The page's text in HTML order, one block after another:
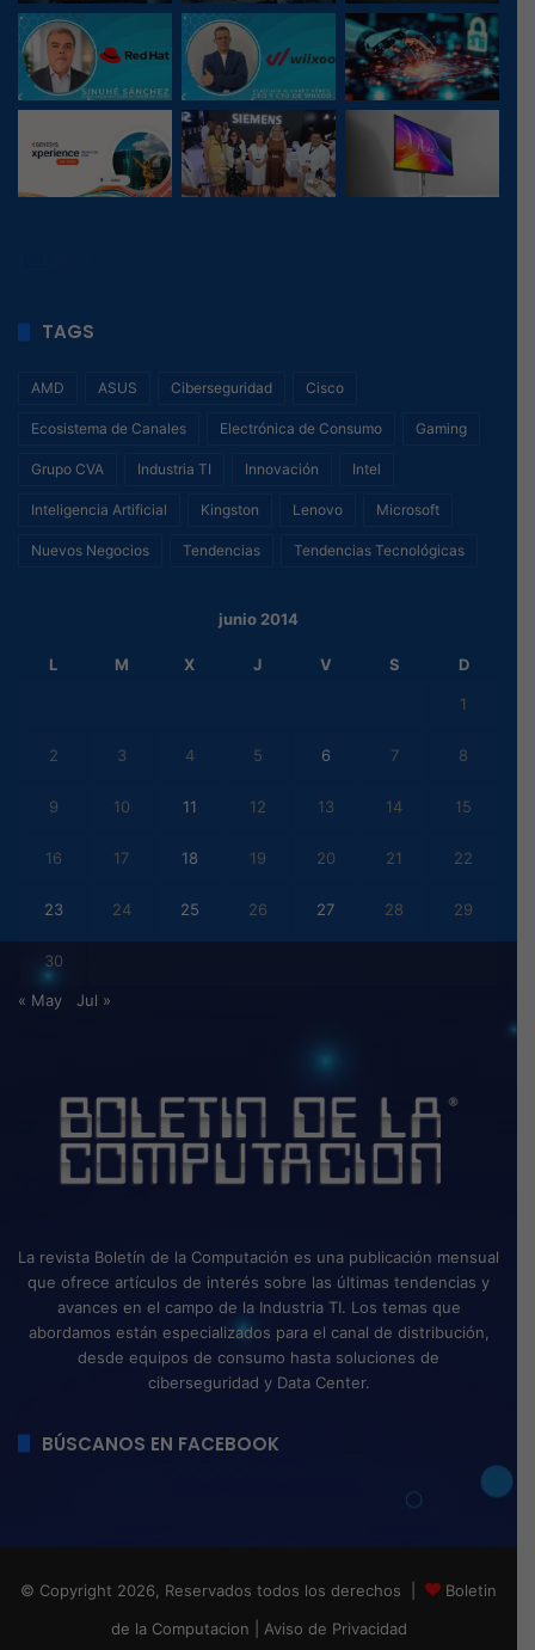
TAGS
AMD ASUS Ciberseguridad Cisco
Ecosistema de Canales Electrónica de Consumo Gaming
Grupo CVA Industria TI Innovación Intel
Inteligencia Artificial Kingston Lenovo Microsoft
Nuevos Negocios Tendencias Tendencias Tecnológicas
junio 2014
L M X J V S D
1
2 3 4 5 6 7 8
9 10 11 12 13 14 15
16 17 18 19 20 21 22
23 24 25 26 27 28 29
30
« May Jul »
La revista Boletín de la Computación es una publicación mensual
que ofrece artículos de interés sobre las últimas tendencias y
avances en el campo de la Industria TI. Los temas que
abordamos están especializados para el canal de distribución,
desde equipos de consumo hasta soluciones de
ciberseguridad y Data Center.
BÚSCANOS EN FACEBOOK
© Copyright 2026, Reservados todos los derechos |
Boletin
de la Computacion
Aviso de Privacidad